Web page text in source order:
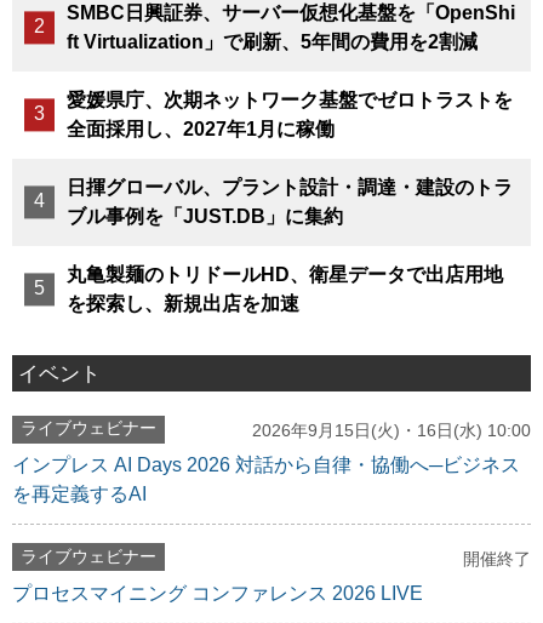
SMBC日興証券、サーバー仮想化基盤を「OpenShi
ft Virtualization」で刷新、5年間の費用を2割減
愛媛県庁、次期ネットワーク基盤でゼロトラストを
全面採用し、2027年1月に稼働
日揮グローバル、プラント設計・調達・建設のトラ
ブル事例を「JUST.DB」に集約
丸亀製麺のトリドールHD、衛星データで出店用地
を探索し、新規出店を加速
イベント
ライブウェビナー 2026年9月15日(火)・16日(水) 10:00
インプレス AI Days 2026 対話から自律・協働へ─ビジネス
を再定義するAI
ライブウェビナー 開催終了
プロセスマイニング コンファレンス 2026 LIVE